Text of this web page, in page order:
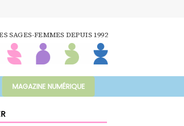
SAGES-FEMMES DEPUIS 1992
MAGAZINE NUMÉRIQUE